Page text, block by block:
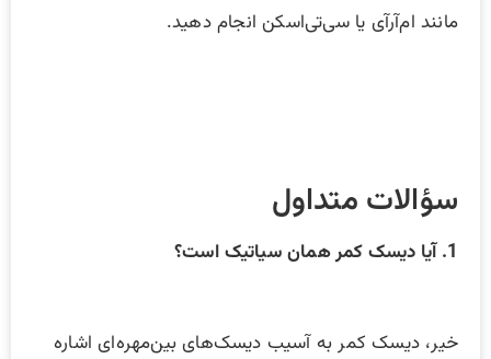
مانند ام‌آر‌آی یا سی‌تی‌اسکن انجام دهید.
سؤالات متداول
1. آیا دیسک کمر همان سیاتیک است؟
خیر، دیسک کمر به آسیب دیسک‌های بین‌مهره‌ای اشاره